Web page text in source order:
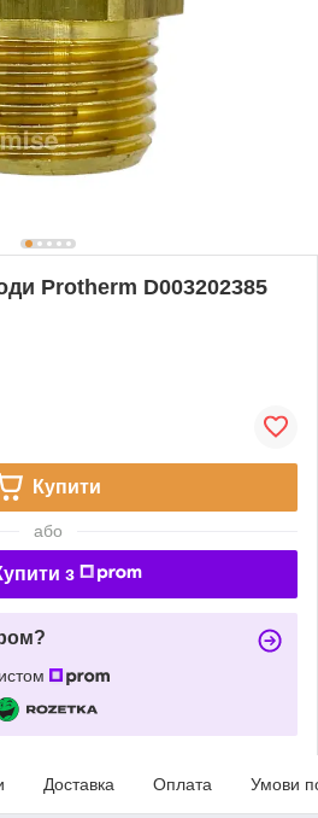
Protherm D003202385
Купити
або
з
Доставка Оплата Умови